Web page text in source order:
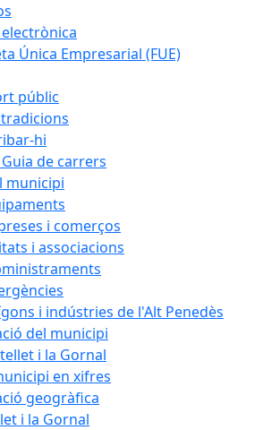
Única Empresarial (FUE)
públic
hi
de carrers
municipi
i comerços
i associacions
i indústries de l'Alt Penedès
del municipi
i la Gornal
en xifres
geogràfica
i la Gornal